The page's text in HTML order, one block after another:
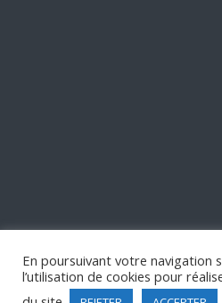
En poursuivant votre navigation
l’utilisation de cookies pour